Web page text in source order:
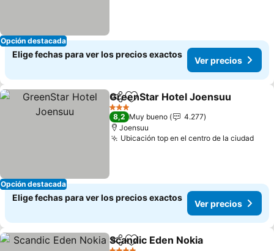
Opción destacada
Elige fechas para ver los precios exactos
Ver precios
Opción destacada
CompartirAgregar a favoritos
GreenStar Hotel Joensuu
3 Estrellas
8,2 Muy bueno
4.277
Joensuu
Ubicación top en el centro de la ciudad
Elige fechas para ver los precios exactos
Ver precios
CompartirAgregar a favoritos
Scandic Eden Nokia